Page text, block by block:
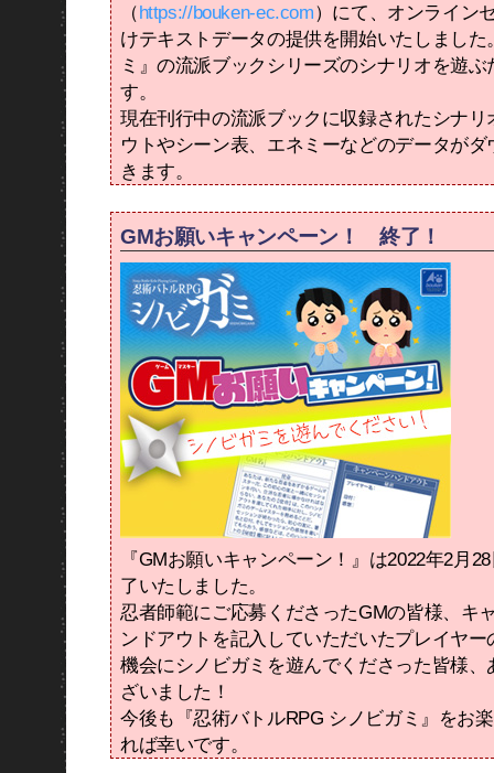
（https://bouken-ec.com）にて、オンライン
けテキストデータの提供を開始いたしました
ミ』の流派ブックシリーズのシナリオを遊ぶ
す。
現在刊行中の流派ブックに収録されたシナリ
ウトやシーン表、エネミーなどのデータがダ
きます。
GMお願いキャンペーン！ 終了！
『GMお願いキャンペーン！』は2022年2月
了いたしました。
忍者師範にご応募くださったGMの皆様、キ
ンドアウトを記入していただいたプレイヤー
機会にシノビガミを遊んでくださった皆様、
ざいました！
今後も『忍術バトルRPG シノビガミ』をお
れば幸いです。